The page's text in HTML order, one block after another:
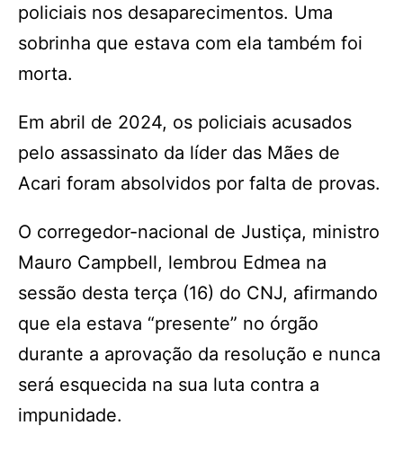
policiais nos desaparecimentos. Uma
sobrinha que estava com ela também foi
morta.
Em abril de 2024, os policiais acusados
pelo assassinato da líder das Mães de
Acari foram absolvidos por falta de provas.
O corregedor-nacional de Justiça, ministro
Mauro Campbell, lembrou Edmea na
sessão desta terça (16) do CNJ, afirmando
que ela estava “presente” no órgão
durante a aprovação da resolução e nunca
será esquecida na sua luta contra a
impunidade.